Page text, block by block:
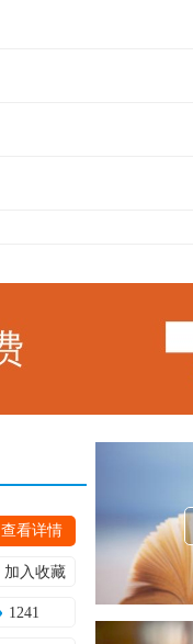
查看详情
加入收藏
1241